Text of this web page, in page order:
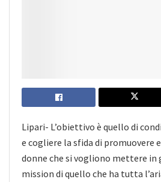
Lipari- L’obiettivo è quello di
e cogliere la sfida di promuovere
donne che si vogliono mettere in
mission di quello che ha tutta